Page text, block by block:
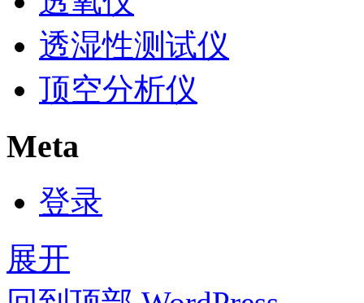
透湿性测试仪
顶空分析仪
Meta
登录
展开